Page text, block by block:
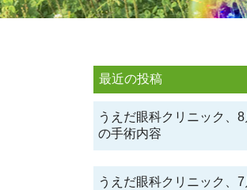
最近の投稿
うえだ眼科クリニック、8
の手術内容
うえだ眼科クリニック、7